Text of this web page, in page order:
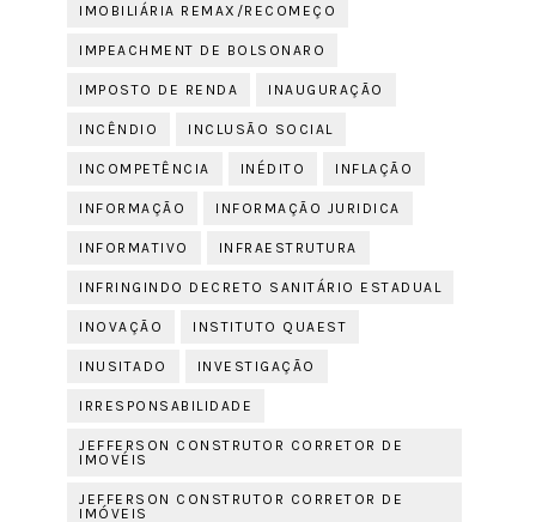
IMOBILIÁRIA REMAX/RECOMEÇO
IMPEACHMENT DE BOLSONARO
IMPOSTO DE RENDA INAUGURAÇÃO
INCÊNDIO INCLUSÃO SOCIAL
INCOMPETÊNCIA INÉDITO INFLAÇÃO
INFORMAÇÃO INFORMAÇÃO JURIDICA
INFORMATIVO INFRAESTRUTURA
INFRINGINDO DECRETO SANITÁRIO ESTADUAL
INOVAÇÃO INSTITUTO QUAEST
INUSITADO INVESTIGAÇÃO
IRRESPONSABILIDADE
JEFFERSON CONSTRUTOR CORRETOR DE
IMOVÉIS
JEFFERSON CONSTRUTOR CORRETOR DE
IMÓVEIS